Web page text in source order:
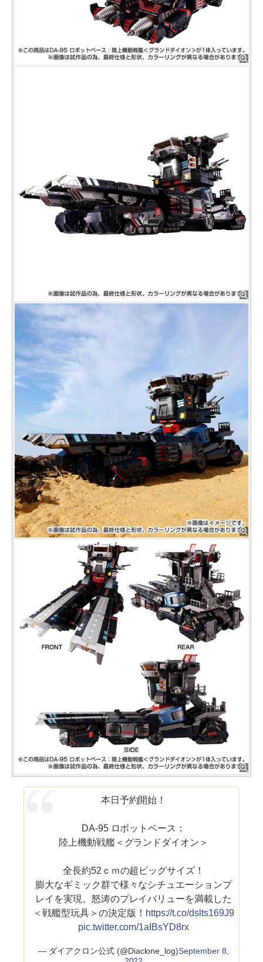
本日予約開始！
DA-95 ロボットベース：
陸上機動戦艦＜グランドダイオン＞
全長約52ｃｍの超ビッグサイズ！
膨大なギミック群で様々なシチュエーションプ
レイを実現。怒涛のプレイバリューを満載した
＜戦艦型玩具＞の決定版！ https://t.co/dslts169J9
pic.twitter.com/1aIBsYD8rx
— ダイアクロン公式 (@Diaclone_log)September 8,